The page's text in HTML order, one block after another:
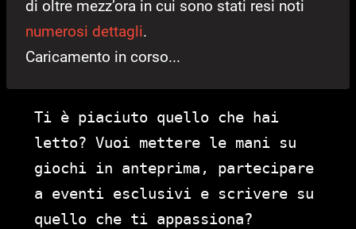
di oltre mezz’ora in cui sono stati resi noti
numerosi dettagli.
Caricamento in corso...
Ti è piaciuto quello che hai
letto? Vuoi mettere le mani su
giochi in anteprima, partecipare
a eventi esclusivi e scrivere su
quello che ti appassiona?